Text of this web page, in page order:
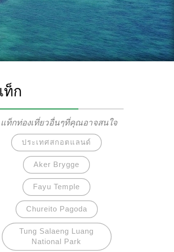
ท็ก
แท็กท่องเที่ยวอื่นๆที่คุณอาจสนใจ
ประเทศสกอตแลนด์
Aker Brygge
Fayu Temple
Chureito Pagoda
Tung Salaeng Luang
National Park